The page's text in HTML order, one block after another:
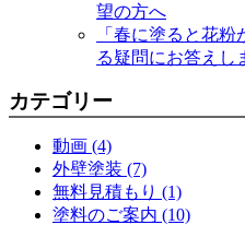
望の方へ
「春に塗ると花
る疑問にお答えし
カテゴリー
動画 (4)
外壁塗装 (7)
無料見積もり (1)
塗料のご案内 (10)